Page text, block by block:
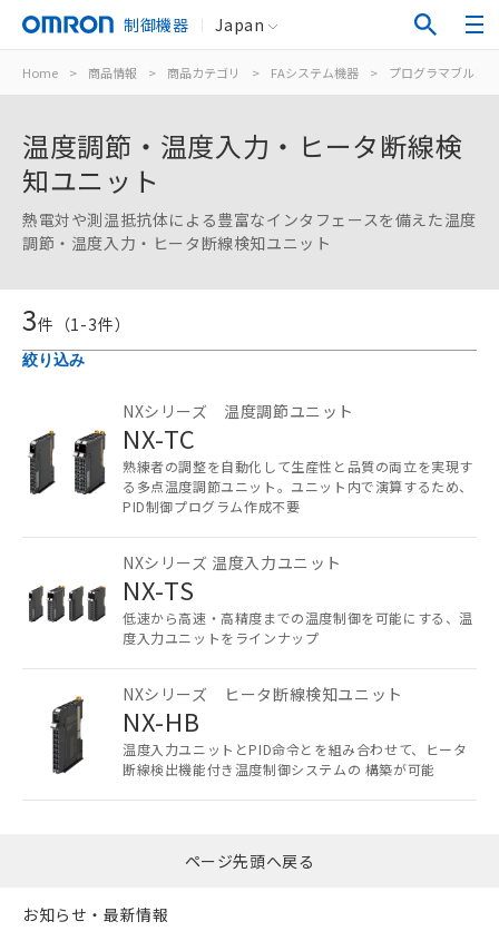
制御機器 Japan
Home > 商品情報 > 商品カテゴリ > FAシステム機器 > プログラマブルコ
温度調節・温度入力・ヒータ断線検
知ユニット
熱電対や測温抵抗体による豊富なインタフェースを備えた温度
調節・温度入力・ヒータ断線検知ユニット
3件（1-3件）
絞り込み
NXシリーズ 温度調節ユニット
NX-TC
熟練者の調整を自動化して生産性と品質の両立を実現す
る多点温度調節ユニット。ユニット内で演算するため、
PID制御プログラム作成不要
NXシリーズ 温度入力ユニット
NX-TS
低速から高速・高精度までの温度制御を可能にする、温
度入力ユニットをラインナップ
NXシリーズ ヒータ断線検知ユニット
NX-HB
温度入力ユニットとPID命令とを組み合わせて、ヒータ
断線検出機能付き温度制御システムの 構築が可能
ページ先頭へ戻る
お知らせ・最新情報
記
説明
○ 一定数以上の在庫あり
在庫なし(最新の在庫状況につ
たはお客様担当のオムロン制御
ご利用条件
以下の条件をお読みいただき、同意のうえ
ご利用ください。
本サービスは、当社制御機器事業取扱
商品の当社在庫状況および標準価格
当社制御機器事業取扱商品の中には、
本サービスの対象外となる商品もある
ことをご了承ください。
在庫状況および標準価格照会結果は、
記載している更新日時点での社内デー
タに基づき作成されるものであり、閲
覧された時点での実際の在庫および標
準価格とは異なる場合があることをご
了承ください。
様のお取引先、またはお客様担当のオ
ご相談ください。
ください。